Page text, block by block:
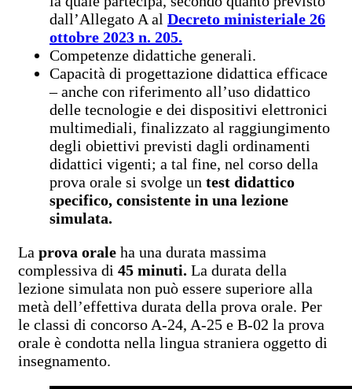
dall’Allegato A al Decreto ministeriale 26
ottobre 2023 n. 205.
Competenze didattiche generali.
Capacità di progettazione didattica efficace
– anche con riferimento all’uso didattico
delle tecnologie e dei dispositivi elettronici
multimediali, finalizzato al raggiungimento
degli obiettivi previsti dagli ordinamenti
didattici vigenti; a tal fine, nel corso della
prova orale si svolge un test didattico
specifico, consistente in una lezione
simulata.
La prova orale ha una durata massima
complessiva di 45 minuti. La durata della
lezione simulata non può essere superiore alla
metà dell’effettiva durata della prova orale. Per
le classi di concorso A-24, A-25 e B-02 la prova
orale è condotta nella lingua straniera oggetto di
insegnamento.